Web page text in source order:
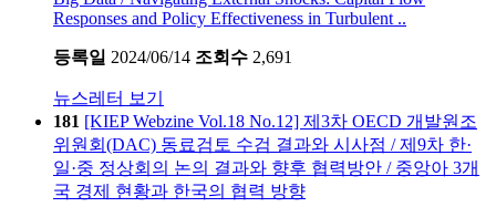
Responses and Policy Effectiveness in Turbulent ..
등록일 2024/06/14 조회수 2,691
뉴스레터 보기
181 [KIEP Webzine Vol.18 No.12] 제3차 OECD 개발원조
위원회(DAC) 동료검토 수검 결과와 시사점 / 제9차 한·
일·중 정상회의 논의 결과와 향후 협력방안 / 중앙아 3개
국 경제 현황과 한국의 협력 방향